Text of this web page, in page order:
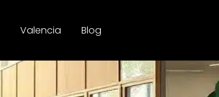
Valencia Blog